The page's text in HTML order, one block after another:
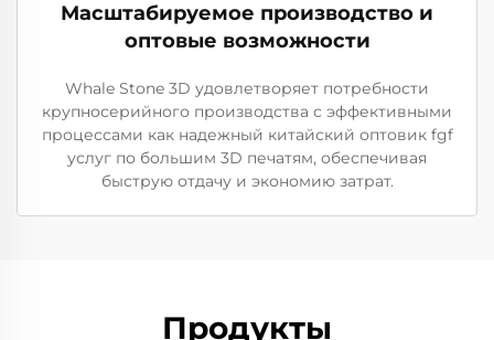
Масштабируемое производство и
оптовые возможности
Whale Stone 3D удовлетворяет потребности
крупносерийного производства с эффективными
процессами как надежный китайский оптовик fgf
услуг по большим 3D печатям, обеспечивая
быструю отдачу и экономию затрат.
Продукты